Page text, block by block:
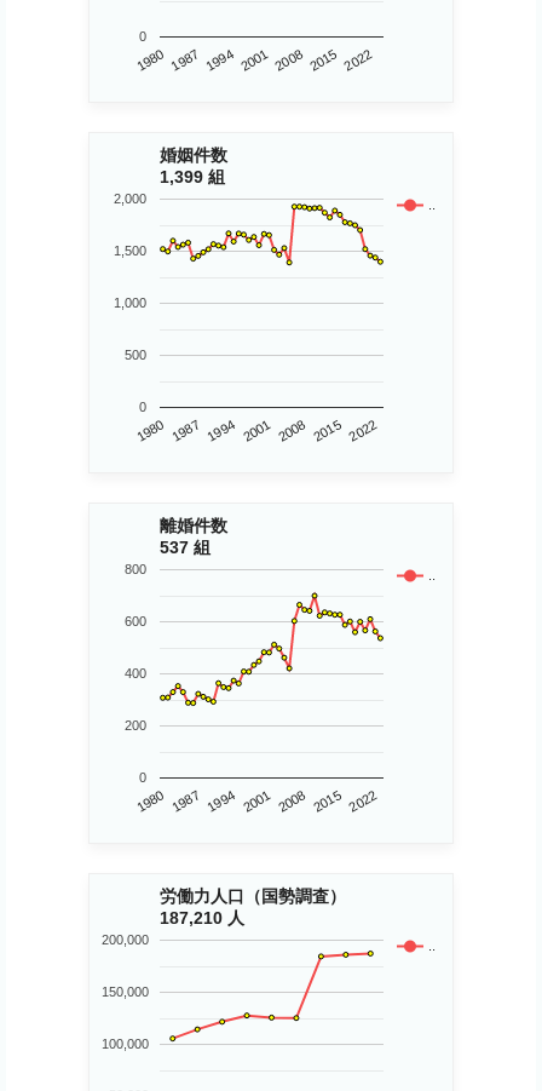
1980 1987 1994 2001 2008 2015 2022
0
婚姻件数
1,399 組
..
1980 1987 1994 2001 2008 2015 2022
0
500
1,000
1,500
2,000
離婚件数
537 組
..
1980 1987 1994 2001 2008 2015 2022
0
200
400
600
800
労働力人口（国勢調査）
187,210 人
..
100,000
150,000
200,000